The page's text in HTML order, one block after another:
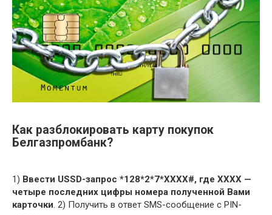
Как разблокировать карту покупок
Белгазпромбанк?
1) Ввести USSD-запрос *128*2*7*ХХХХ#, где ХХХХ —
четыре последних цифры номера полученной Вами
карточки. 2) Получить в ответ SMS-сообщение с PIN-